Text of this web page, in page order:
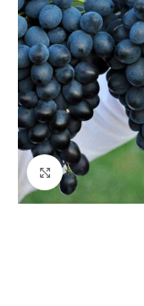
Fă clic pentru